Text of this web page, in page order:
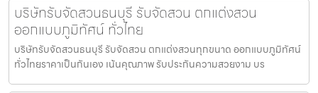
บริษัทรับจัดสวนธนบุรี รับจัดสวน ตกแต่งสวน
ออกแบบภูมิทัศน์ ทั่วไทย
บริษัทรับจัดสวนธนบุรี รับจัดสวน ตกแต่งสวนทุกขนาด ออกแบบภูมิทัศน์
ทั่วไทยราคาเป็นกันเอง เน้นคุณภาพ รับประกันความสวยงาม บร